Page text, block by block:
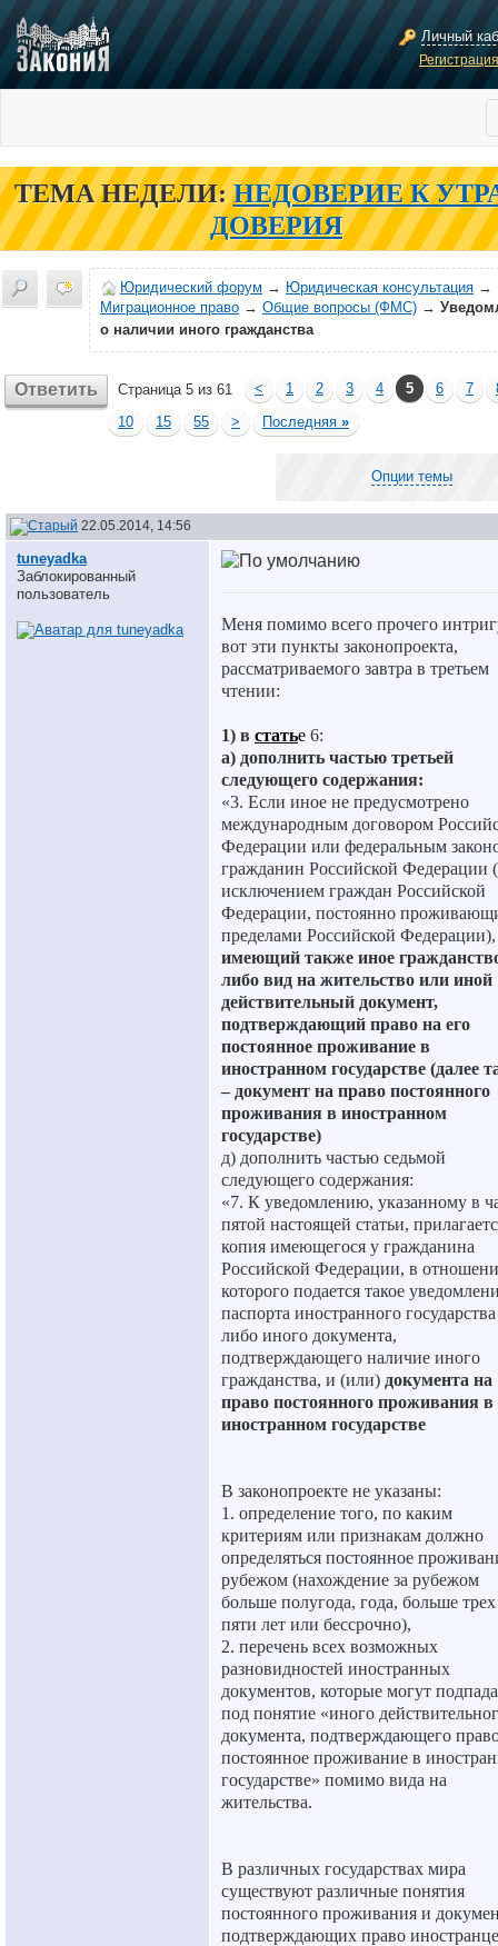
Личный
ТЕМА НЕДЕЛИ: НЕДОВЕРИЕ К
ДОВЕРИЯ
Юридический форум → Юридическая консультация →
Миграционное право → Общие вопросы (ФМС) →
о наличии иного гражданства
Ответить Страница 5 из 61 < 1 2 3 4 5 6 7
10
15 55 > Последняя »
Опции темы
22.05.2014, 14:56
tuneyadka
Заблокированный
пользователь
Меня помимо всего прочего
вот эти пункты законопроекта,
рассматриваемого завтра в третьем
чтении:
1) в статье 6:
а) дополнить частью третьей
следующего содержания:
«3. Если иное не предусмотрено
международным договором
Федерации или федеральным
гражданин Российской Федерации
исключением граждан Российской
Федерации, постоянно
пределами Российской Федерации),
имеющий также иное
либо вид на жительство или иной
действительный документ,
подтверждающий право на его
постоянное проживание в
иностранном государстве (далее
– документ на право постоянного
проживания в иностранном
государстве)
д) дополнить частью седьмой
следующего содержания:
«7. К уведомлению, указанному в
пятой настоящей статьи,
копия имеющегося у гражданина
Российской Федерации, в
которого подается такое
паспорта иностранного государства
либо иного документа,
подтверждающего наличие иного
гражданства, и (или) документа на
право постоянного проживания в
иностранном государстве
В законопроекте не указаны:
1. определение того, по каким
критериям или признакам должно
определяться постоянное
рубежом (нахождение за рубежом
больше полугода, года, больше
пяти лет или бессрочно),
2. перечень всех возможных
разновидностей иностранных
документов, которые могут
под понятие «иного
документа, подтверждающего
постоянное проживание в
государстве» помимо вида на
жительства.
В различных государствах мира
существуют различные понятия
постоянного проживания и
подтверждающих право